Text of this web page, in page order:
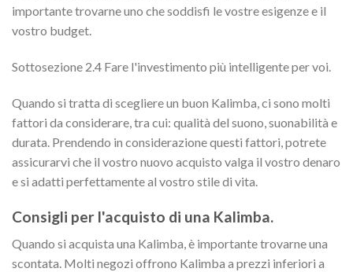
importante trovarne uno che soddisfi le vostre esigenze e il
vostro budget.
Sottosezione 2.4 Fare l'investimento più intelligente per voi.
Quando si tratta di scegliere un buon Kalimba, ci sono molti
fattori da considerare, tra cui: qualità del suono, suonabilità e
durata. Prendendo in considerazione questi fattori, potrete
assicurarvi che il vostro nuovo acquisto valga il vostro denaro
e si adatti perfettamente al vostro stile di vita.
Consigli per l'acquisto di una Kalimba.
Quando si acquista una Kalimba, è importante trovarne una
scontata. Molti negozi offrono Kalimba a prezzi inferiori a